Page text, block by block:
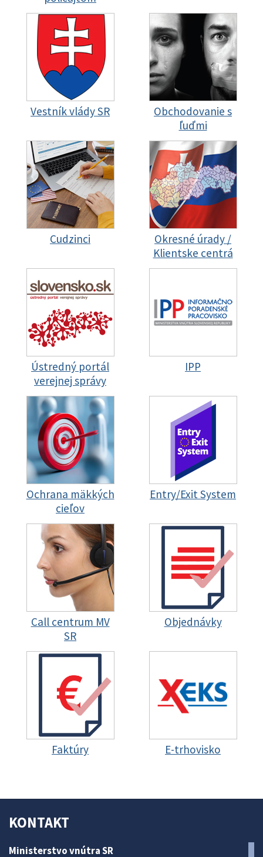
Vestník vlády SR
Obchodovanie s
ľuďmi
Cudzinci
Okresné úrady /
Klientske centrá
Ústredný portál
verejnej správy
IPP
Ochrana mäkkých
cieľov
Entry/Exit System
Call centrum MV
SR
Objednávky
Faktúry E-trhovisko
KONTAKT
Ministerstvo vnútra SR